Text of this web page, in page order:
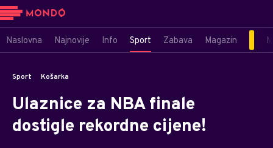
Naslovna Najnovije Info Sport Zabava Magazin
Sport Košarka
Ulaznice za NBA finale
dostigle rekordne cijene!